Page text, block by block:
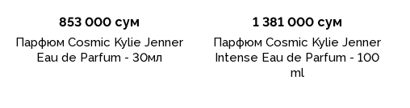
853 000 сум
Парфюм Cosmic Kylie Jenner
Eau de Parfum - 30мл
1 381 000 сум
Парфюм Cosmic Kylie Jenner
Intense Eau de Parfum - 100
ml